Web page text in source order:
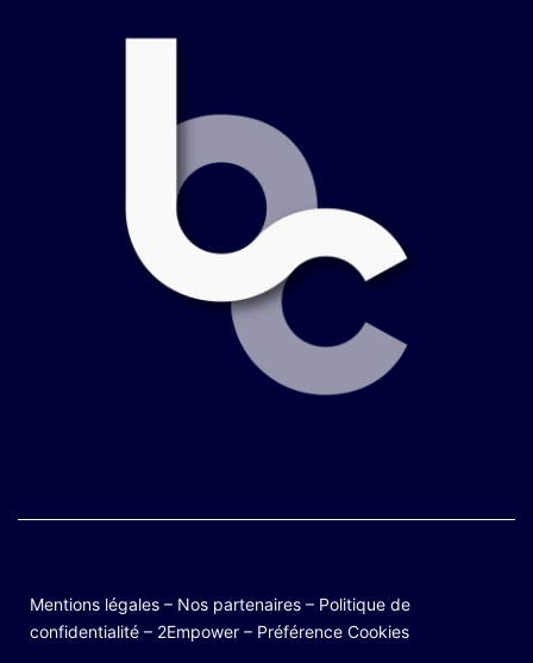
Mentions légales – Nos partenaires – Politique de
confidentialité – 2Empower – Préférence Cookies